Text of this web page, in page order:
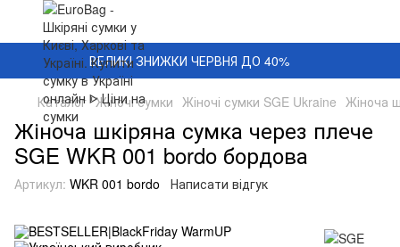
ВЕЛИКІ ЗНИЖКИ ЧЕРВНЯ ДО 40%
Каталог Жіночі сумки Жіночі сумки SGE Ukraine Жіноча
Жіноча шкіряна сумка через плече
SGE WKR 001 bordo бордова
Артикул: WKR 001 bordo Написати відгук